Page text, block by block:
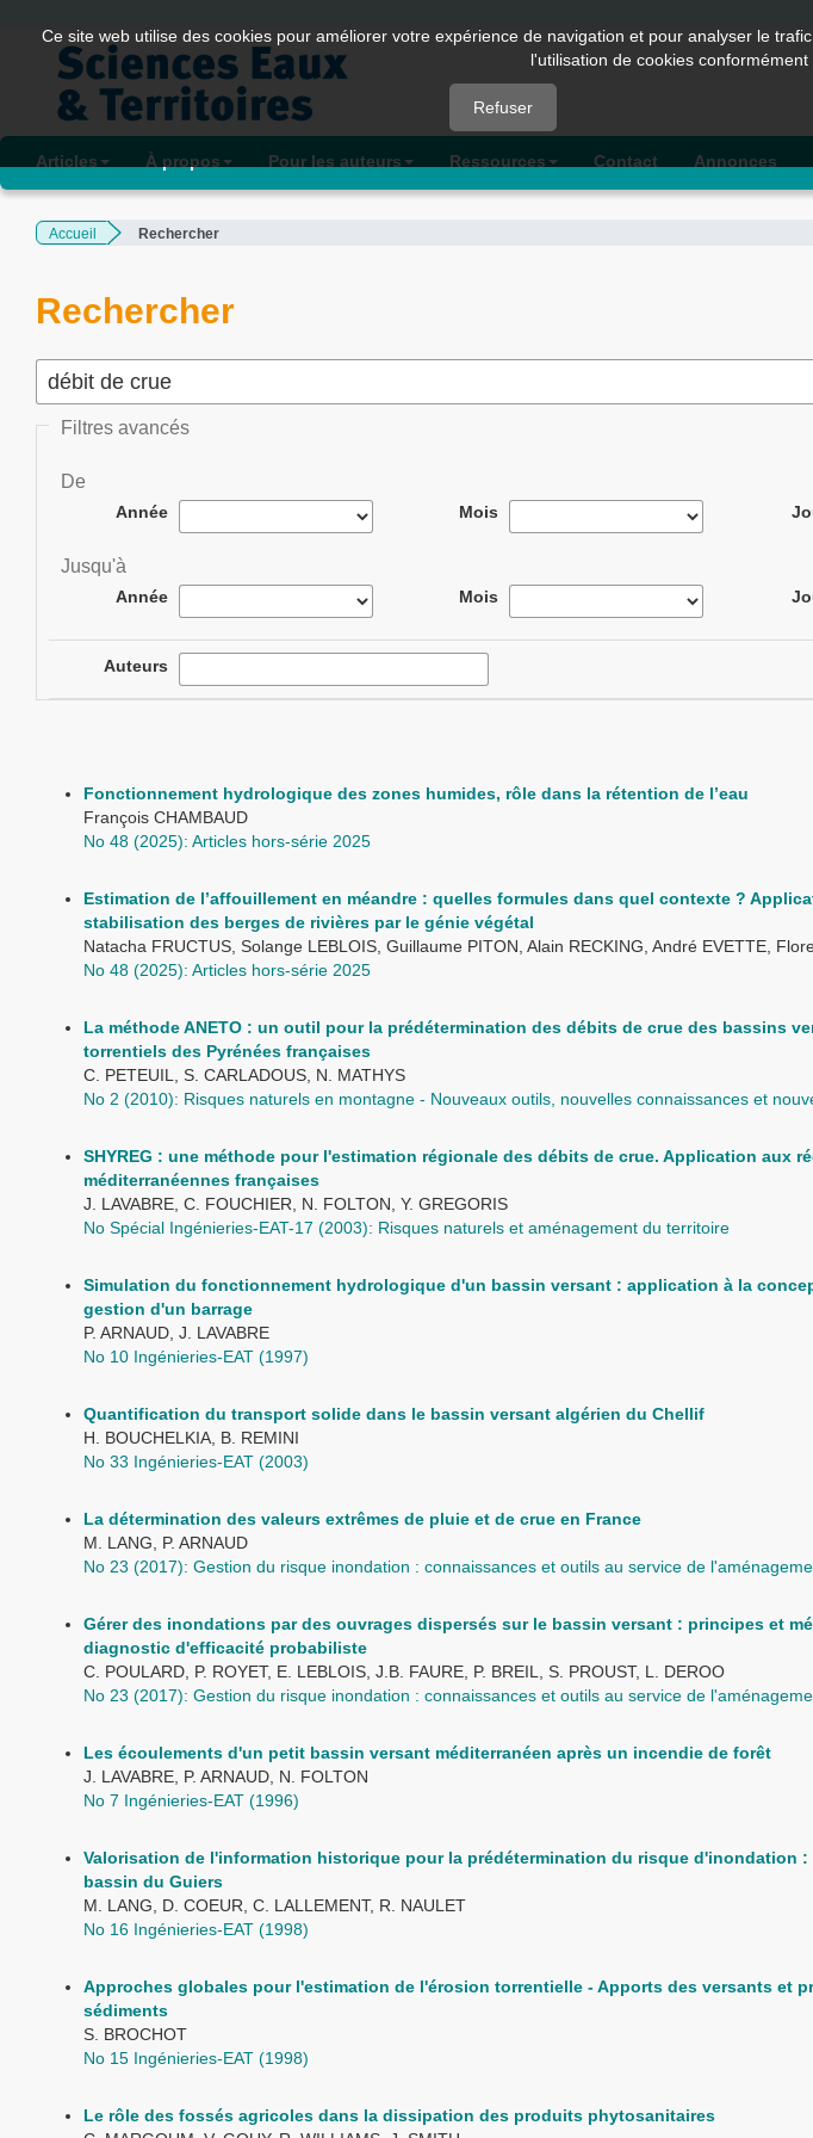
Quick
jump
page
content
Navigation
Main
Sidebar
Articles À propos Pour les auteurs Ressources Contact Annonces
Accueil Rechercher
Rechercher
Filtres avancés
De
Année Mois
Jusqu'à
Année Mois
Auteurs
Fonctionnement hydrologique des zones humides, rôle dans la rétention de l’eau
François CHAMBAUD
No 48 (2025): Articles hors-série 2025
Estimation de l’affouillement en méandre : quelles formules dans quel contexte ?
stabilisation des berges de rivières par le génie végétal
Natacha FRUCTUS, Solange LEBLOIS, Guillaume PITON, Alain RECKING, André EVETTE,
No 48 (2025): Articles hors-série 2025
La méthode ANETO : un outil pour la prédétermination des débits de crue des bassins
torrentiels des Pyrénées françaises
C. PETEUIL, S. CARLADOUS, N. MATHYS
No 2 (2010): Risques naturels en montagne - Nouveaux outils, nouvelles connaissances et
SHYREG : une méthode pour l'estimation régionale des débits de crue. Application aux
méditerranéennes françaises
J. LAVABRE, C. FOUCHIER, N. FOLTON, Y. GREGORIS
No Spécial Ingénieries-EAT-17 (2003): Risques naturels et aménagement du territoire
Simulation du fonctionnement hydrologique d'un bassin versant : application à la
gestion d'un barrage
P. ARNAUD, J. LAVABRE
No 10 Ingénieries-EAT (1997)
Quantification du transport solide dans le bassin versant algérien du Chellif
H. BOUCHELKIA, B. REMINI
No 33 Ingénieries-EAT (2003)
La détermination des valeurs extrêmes de pluie et de crue en France
M. LANG, P. ARNAUD
No 23 (2017): Gestion du risque inondation : connaissances et outils au service de
Gérer des inondations par des ouvrages dispersés sur le bassin versant : principes et
diagnostic d'efficacité probabiliste
C. POULARD, P. ROYET, E. LEBLOIS, J.B. FAURE, P. BREIL, S. PROUST, L. DEROO
No 23 (2017): Gestion du risque inondation : connaissances et outils au service de
Les écoulements d'un petit bassin versant méditerranéen après un incendie de forêt
J. LAVABRE, P. ARNAUD, N. FOLTON
No 7 Ingénieries-EAT (1996)
Valorisation de l'information historique pour la prédétermination du risque d'inondation
bassin du Guiers
M. LANG, D. COEUR, C. LALLEMENT, R. NAULET
No 16 Ingénieries-EAT (1998)
Approches globales pour l'estimation de l'érosion torrentielle - Apports des versants et
sédiments
S. BROCHOT
No 15 Ingénieries-EAT (1998)
Le rôle des fossés agricoles dans la dissipation des produits phytosanitaires
Ce site web utilise des cookies pour améliorer votre expérience de navigation et pour analyser le
l'utilisation de cookies
Refuser